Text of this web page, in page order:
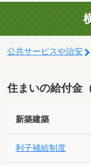
公共サービスや治安
住まいの給付金
新築建築
利子補給制度